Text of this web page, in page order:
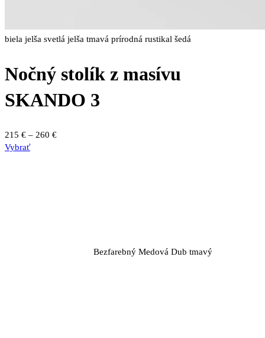
biela jelša svetlá jelša tmavá prírodná rustikal šedá
Nočný stolík z masívu
SKANDO 3
215 € – 260 €Price
VybraťTento
Bezfarebný Medová Dub tmavý